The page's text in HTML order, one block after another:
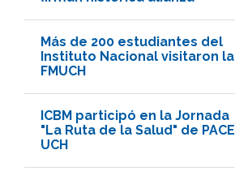
Más de 200 estudiantes del
Instituto Nacional visitaron la
FMUCH
ICBM participó en la Jornada
"La Ruta de la Salud" de PACE
UCH